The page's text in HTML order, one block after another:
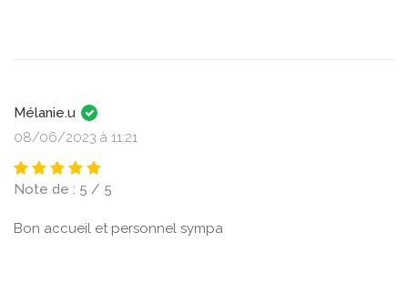
Mélanie.u
08/06/2023 à 11:21
Note de : 5 / 5
Bon accueil et personnel sympa